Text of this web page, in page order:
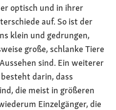
optisch und in ihrer
auf. So ist der
klein und gedrungen,
große, schlanke Tiere
sind. Ein weiterer
darin, dass
die meist in größeren
Einzelgänger, die